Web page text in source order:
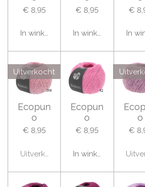
€ 8,95
In winkelwagen
€ 8,95
In winkelwagen
€
In
Uitverkocht
Ecopun
o
€ 8,95
Uitverkocht
Ecopun
o
€ 8,95
In winkelwagen
o
€